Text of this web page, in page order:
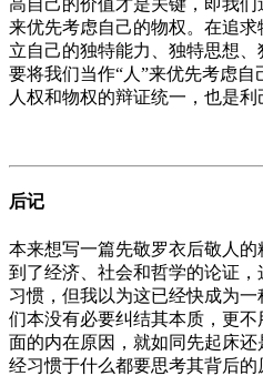
高自己的价值才是关键，即我
来优先考虑自己的物权。在追
立自己的独特能力、独特思想
要将我们当作“人”来优先考虑
人权和物权的辩证统一，也是利
后记
本来想写一篇先敬罗衣后敬人
到了经济、社会和哲学的论证
习惯，但我以为这已经快成为
们本没有必要纠结其本质，更
面的内在原因，就如同先起床
经习惯于什么都要思考其背后